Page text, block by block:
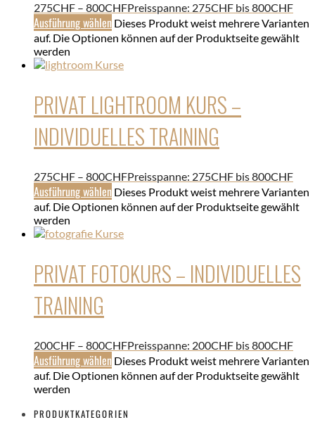
275CHF – 800CHFPreisspanne: 275CHF bis 800CHF
Ausführung wählen Dieses Produkt weist mehrere Varianten
auf. Die Optionen können auf der Produktseite gewählt
werden
PRIVAT LIGHTROOM KURS –
INDIVIDUELLES TRAINING
275CHF – 800CHFPreisspanne: 275CHF bis 800CHF
Ausführung wählen Dieses Produkt weist mehrere Varianten
auf. Die Optionen können auf der Produktseite gewählt
werden
PRIVAT FOTOKURS – INDIVIDUELLES
TRAINING
200CHF – 800CHFPreisspanne: 200CHF bis 800CHF
Ausführung wählen Dieses Produkt weist mehrere Varianten
auf. Die Optionen können auf der Produktseite gewählt
werden
PRODUKTKATEGORIEN